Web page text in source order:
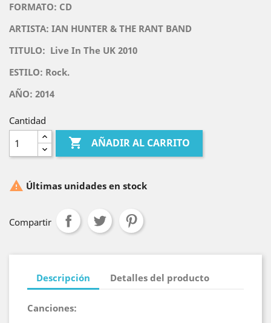
FORMATO: CD
ARTISTA: IAN HUNTER & THE RANT BAND
TITULO: Live In The UK 2010
ESTILO: Rock.
AÑO: 2014
Cantidad
 AÑADIR AL CARRITO
 Últimas unidades en stock
Compartir
Descripción Detalles del producto
Canciones: